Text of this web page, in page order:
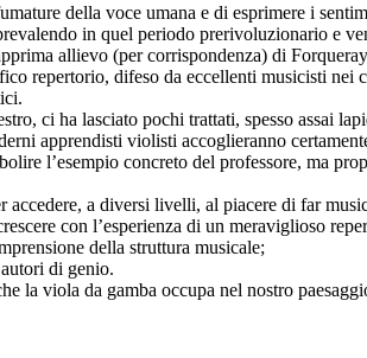
della voce umana e di esprimere i
in quel periodo prerivoluzionario e
allievo (per corrispondenza) di
repertorio, difeso da eccellenti musicisti
ci ha lasciato pochi trattati, spesso assai
apprendisti violisti accoglieranno
l’esempio concreto del professore, ma
a diversi livelli, al piacere di far
con l’esperienza di un meraviglioso
della struttura musicale;
di genio.
la viola da gamba occupa nel nostro